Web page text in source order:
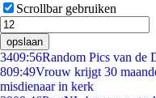
Scrollbar gebruiken
opslaan
3409:56Random Pics van de
809:49Vrouw krijgt 30
misdienaar in kerk